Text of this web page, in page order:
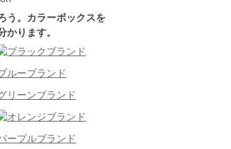
う。カラーボックスを
かります。